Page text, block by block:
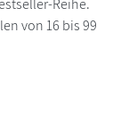
von 16 bis 99